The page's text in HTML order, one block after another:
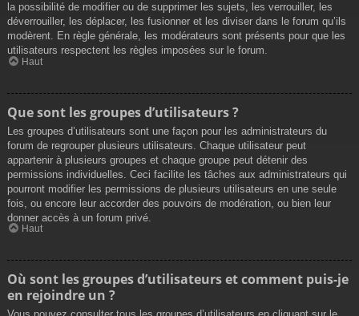
la possibilité de modifier ou de supprimer les sujets, les verrouiller, les
déverrouiller, les déplacer, les fusionner et les diviser dans le forum qu’ils
modèrent. En règle générale, les modérateurs sont présents pour que les
utilisateurs respectent les règles imposées sur le forum.
Haut
Que sont les groupes d’utilisateurs ?
Les groupes d’utilisateurs sont une façon pour les administrateurs du
forum de regrouper plusieurs utilisateurs. Chaque utilisateur peut
appartenir à plusieurs groupes et chaque groupe peut détenir des
permissions individuelles. Ceci facilite les tâches aux administrateurs qui
pourront modifier les permissions de plusieurs utilisateurs en une seule
fois, ou encore leur accorder des pouvoirs de modération, ou bien leur
donner accès à un forum privé.
Haut
Où sont les groupes d’utilisateurs et comment puis-je
en rejoindre un ?